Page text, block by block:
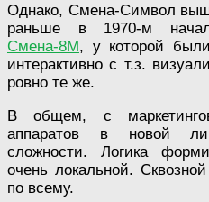
Однако, Смена-Символ
раньше в 1970-м
Смена-8М, у которой
интерактивно с т.з.
ровно те же.
В общем, с
аппаратов в новой
сложности. Логика
очень локальной.
по всему.